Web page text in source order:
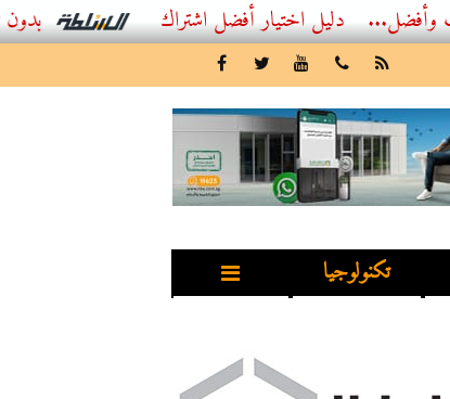
أفضل اشتراك IPTV بدون تقطيع 2026 – دليل المشاهد العصري
تكنولوجيا